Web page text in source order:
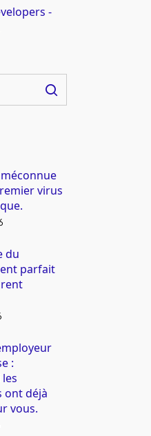
-
méconnue
virus
du
parfait
:
ont déjà
vous.